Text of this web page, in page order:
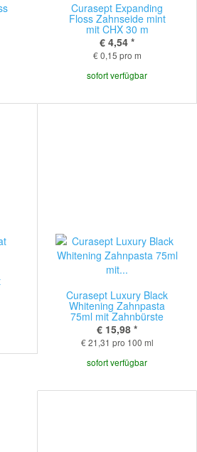
Curasept Expanding
Floss Zahnseide mint
mit CHX 30 m
€ 4,54 *
€ 0,15 pro m
sofort verfügbar
Curasept Luxury Black
Whitening Zahnpasta
75ml mit Zahnbürste
€ 15,98 *
€ 21,31 pro 100 ml
sofort verfügbar